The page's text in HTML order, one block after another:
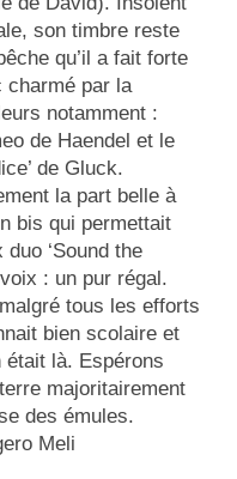
son timbre reste
qu’il a fait forte
charmé par la
notamment :
de Haendel et le
de Gluck.
la part belle à
bis qui permettait
‘Sound the
: un pur régal.
tous les efforts
bien scolaire et
était là. Espérons
majoritairement
des émules.